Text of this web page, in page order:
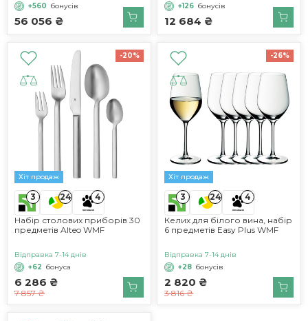
56 056 ₴
+560 бонусів
12 684 ₴
+126 бонусів
Хіт продаж
3 24 4
Набір столових приборів 30
предметів Alteo WMF
-20%
6 286 ₴
7 857 ₴
Відправка 7-14 днів
+62 бонуса
Хіт продаж
3 24 4
Келих для білого вина, набір
6 предметів Easy Plus WMF
-26%
2 820 ₴
3 816 ₴
Відправка 7-14 днів
+28 бонусів